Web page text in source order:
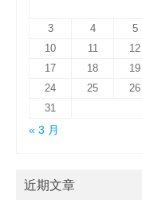
3
4 5
10
11 12
17
18 19
24
25 26
31
« 3 月
近期文章